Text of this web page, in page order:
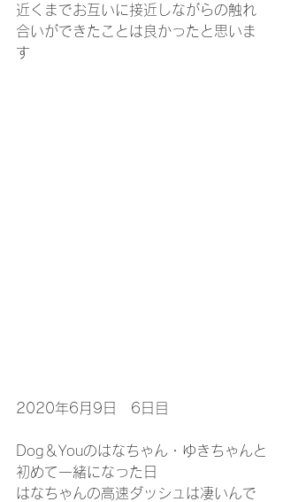
近くまでお互いに接近しながらの触れ
合いができたことは良かったと思いま
す
2020年6月9日　6日目
Dog＆Youのはなちゃん・ゆきちゃんと
初めて一緒になった日
はなちゃんの高速ダッシュは凄いんで